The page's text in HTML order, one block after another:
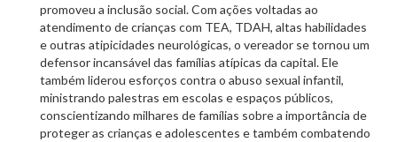
promoveu a inclusão social. Com ações voltadas ao
atendimento de crianças com TEA, TDAH, altas habilidades
e outras atipicidades neurológicas, o vereador se tornou um
defensor incansável das famílias atípicas da capital. Ele
também liderou esforços contra o abuso sexual infantil,
ministrando palestras em escolas e espaços públicos,
conscientizando milhares de famílias sobre a importância de
proteger as crianças e adolescentes e também combatendo